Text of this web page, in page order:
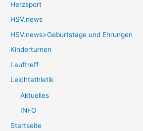
Herzsport
HSV.news
HSV.news>Geburtstage und Ehrungen
Kinderturnen
Lauftreff
Leichtathletik
Aktuelles
INFO
Startseite